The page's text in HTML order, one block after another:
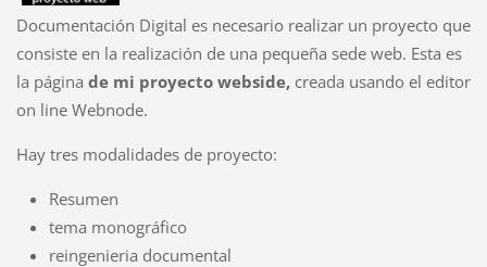
Documentación Digital es necesario realizar un proyecto que
consiste en la realización de una pequeña sede web. Esta es
la página de mi proyecto webside, creada usando el editor
on line Webnode.
Hay tres modalidades de proyecto:
Resumen
tema monográfico
reingenieria documental